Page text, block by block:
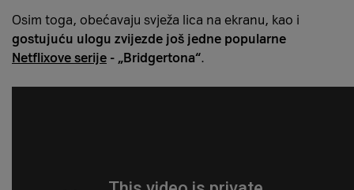
Osim toga, obećavaju svježa lica na ekranu, kao i
gostujuću ulogu zvijezde još jedne popularne
Netflixove serije - „Bridgertona“.